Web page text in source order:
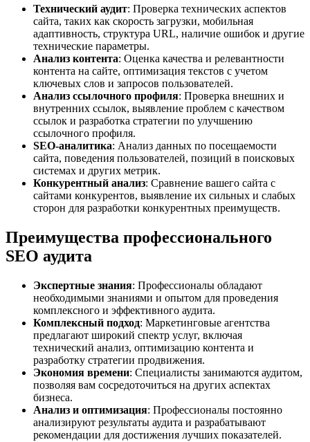
Технический аудит: Проверка технических аспектов
сайта, таких как скорость загрузки, мобильная
адаптивность, структура URL, наличие ошибок и другие
технические параметры.
Анализ контента: Оценка качества и релевантности
контента на сайте, оптимизация текстов с учетом
ключевых слов и запросов пользователей.
Анализ ссылочного профиля: Проверка внешних и
внутренних ссылок, выявление проблем с качеством
ссылок и разработка стратегии по улучшению
ссылочного профиля.
SEO-аналитика: Анализ данных по посещаемости
сайта, поведения пользователей, позиций в поисковых
системах и других метрик.
Конкурентный анализ: Сравнение вашего сайта с
сайтами конкурентов, выявление их сильных и слабых
сторон для разработки конкурентных преимуществ.
Преимущества профессионального
SEO аудита
Экспертные знания: Профессионалы обладают
необходимыми знаниями и опытом для проведения
комплексного и эффективного аудита.
Комплексный подход: Маркетинговые агентства
предлагают широкий спектр услуг, включая
технический анализ, оптимизацию контента и
разработку стратегии продвижения.
Экономия времени: Специалисты занимаются аудитом,
позволяя вам сосредоточиться на других аспектах
бизнеса.
Анализ и оптимизация: Профессионалы постоянно
анализируют результаты аудита и разрабатывают
рекомендации для достижения лучших показателей.